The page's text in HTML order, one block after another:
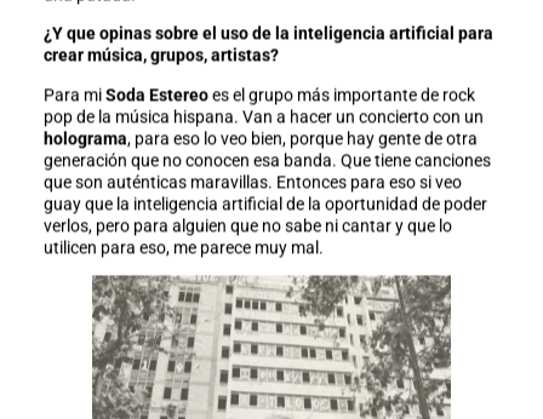
¿Y que opinas sobre el uso de la inteligencia artificial para
crear música, grupos, artistas?
Para miSoda Estereoes el grupo más importante de rock
pop de la música hispana. Van a hacer un concierto con un
holograma, para eso lo veo bien, porque hay gente de otra
generación que no conocen esa banda. Que tiene canciones
que son auténticas maravillas. Entonces para eso si veo
guay que la inteligencia artificial de la oportunidad de poder
verlos, pero para alguien que no sabe ni cantar y que lo
utilicen para eso, me parece muy mal.